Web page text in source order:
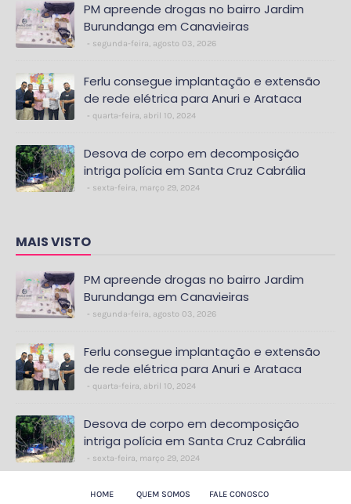
PM apreende drogas no bairro Jardim
Burundanga em Canavieiras
segunda-feira, agosto 03, 2026
Ferlu consegue implantação e extensão
de rede elétrica para Anuri e Arataca
quarta-feira, abril 10, 2024
Desova de corpo em decomposição
intriga polícia em Santa Cruz Cabrália
sexta-feira, março 29, 2024
MAIS VISTO
PM apreende drogas no bairro Jardim
Burundanga em Canavieiras
segunda-feira, agosto 03, 2026
Ferlu consegue implantação e extensão
de rede elétrica para Anuri e Arataca
quarta-feira, abril 10, 2024
Desova de corpo em decomposição
intriga polícia em Santa Cruz Cabrália
sexta-feira, março 29, 2024
HOME QUEM SOMOS FALE CONOSCO